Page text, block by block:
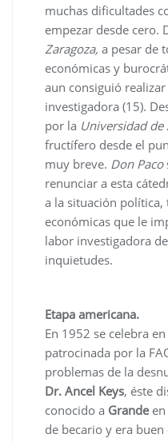
muchas dificultades
empezar desde cero.
Zaragoza, a pesar de
económicas y
aun consiguió
investigadora (15).
por la Universidad de
fructífero desde el
muy breve. Don Paco
renunciar a esta
a la situación política,
económicas que le
labor investigadora
inquietudes.
Etapa americana.
En 1952 se celebra en
patrocinada por la
problemas de la
Dr. Ancel Keys, éste
conocido a Grandeen
de becario y era